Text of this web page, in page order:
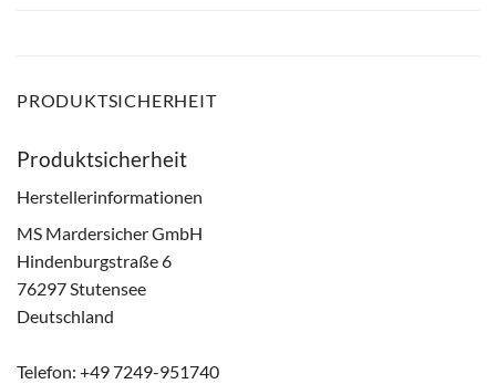
PRODUKTSICHERHEIT
Produktsicherheit
Herstellerinformationen
MS Mardersicher GmbH
Hindenburgstraße 6
76297 Stutensee
Deutschland
Telefon: +49 7249-951740